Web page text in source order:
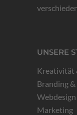
UNSERE
Kreativität
Branding &
Marketing